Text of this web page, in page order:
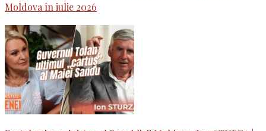
Moldova în iulie 2026